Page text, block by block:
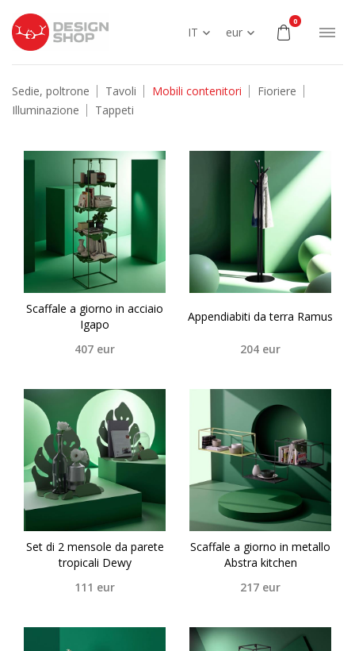
IT eur
0
Sedie, poltrone Tavoli Mobili contenitori
Fioriere
Illuminazione
Tappeti
Scaffale a giorno in acciaio
Igapo
407 eur
Appendiabiti da terra Ramus
204 eur
Set di 2 mensole da parete
tropicali Dewy
111 eur
Scaffale a giorno in metallo
Abstra kitchen
217 eur